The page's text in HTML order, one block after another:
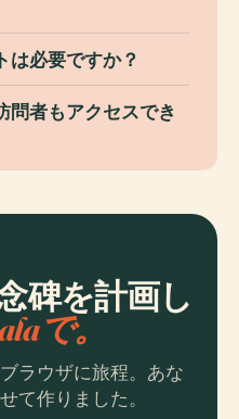
は必要ですか？
問者もアクセスでき
碑を計画し
で。
ラウザに旅程。あな
て作りました。